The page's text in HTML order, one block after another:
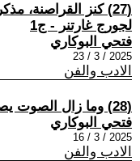
(27) كنز القراصنة،
لجورج غارتنر - ج1
فتحي البوكاري
2025 / 3 / 23
الادب والفن
(28) وما زال الصوت يصرخ عاليا
فتحي البوكاري
2025 / 3 / 16
الادب والفن